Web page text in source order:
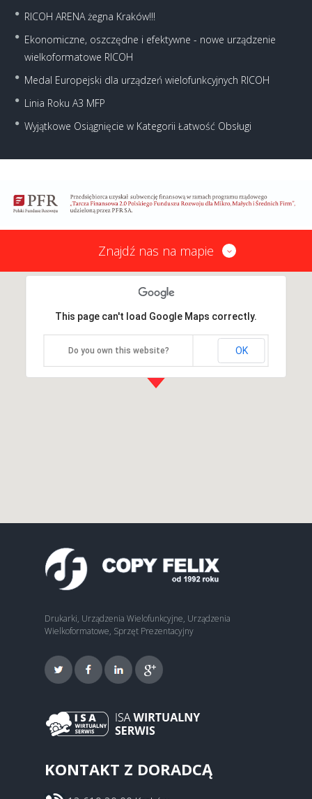
RICOH ARENA żegna Kraków!!!
Ekonomiczne, oszczędne i efektywne - nowe urządzenie
wielkoformatowe RICOH
Medal Europejski dla urządzeń wielofunkcyjnych RICOH
Linia Roku A3 MFP
Wyjątkowe Osiągnięcie w Kategorii Łatwość Obsługi
Znajdź nas na mapie
This page can't load Google Maps correctly.
Do you own this website? OK
Drukarki, Urządzenia Wielofunkcyjne, Urządzenia
Wielkoformatowe, Sprzęt Prezentacyjny
KONTAKT Z DORADCĄ